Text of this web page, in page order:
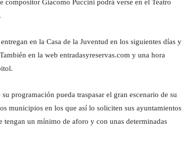
compositor Giacomo Puccini podrá verse en el Teatro
en la Casa de la Juventud en los siguientes días y
en la web entradasyreservas.com y una hora
programación pueda traspasar el gran escenario de su
municipios en los que así lo soliciten sus ayuntamientos
tengan un mínimo de aforo y con unas determinadas